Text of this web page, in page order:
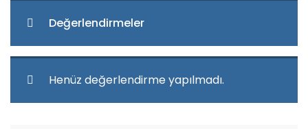
Değerlendirmeler
Henüz değerlendirme yapılmadı.